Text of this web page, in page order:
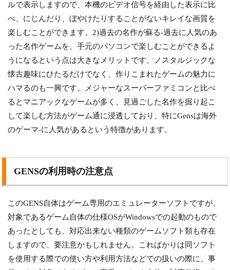
ルで表示しますので、本機のビデオ信号を経由した表示に比
べ、にじんだり、ぼやけたりすることがないキレイな画質を
楽しむことができます。2)過去の名作が蘇る-過去に人気のあ
った名作ゲームを、手元のパソコンで楽しむことができるよ
うになるという点は大きなメリットです。ノスタルジックな
懐古趣味にひたるだけでなく、作りこまれたゲームの魅力に
ハマるのも一興です。メジャーなスーパーファミコンと比べ
るとマニアックなゲームが多く、見過ごした名作を掘り起こ
して楽しむ方法がゲーム通に浸透しており、特にGensは海外
のゲーマ-に人気があるという特徴があります。
GENSの利用時の注意点
このGENS自体はゲーム専用のエミュレーターソフトですが、
対象であるゲーム自体の仕様OSがWindowsでの起動のもので
あったとしても、対応出来ない種類のゲームソフト類も存在
しますので、要注意かもしれません。こればかりは同ソフト
を使用する際での使い方や利用方法などでの扱いの際に、事